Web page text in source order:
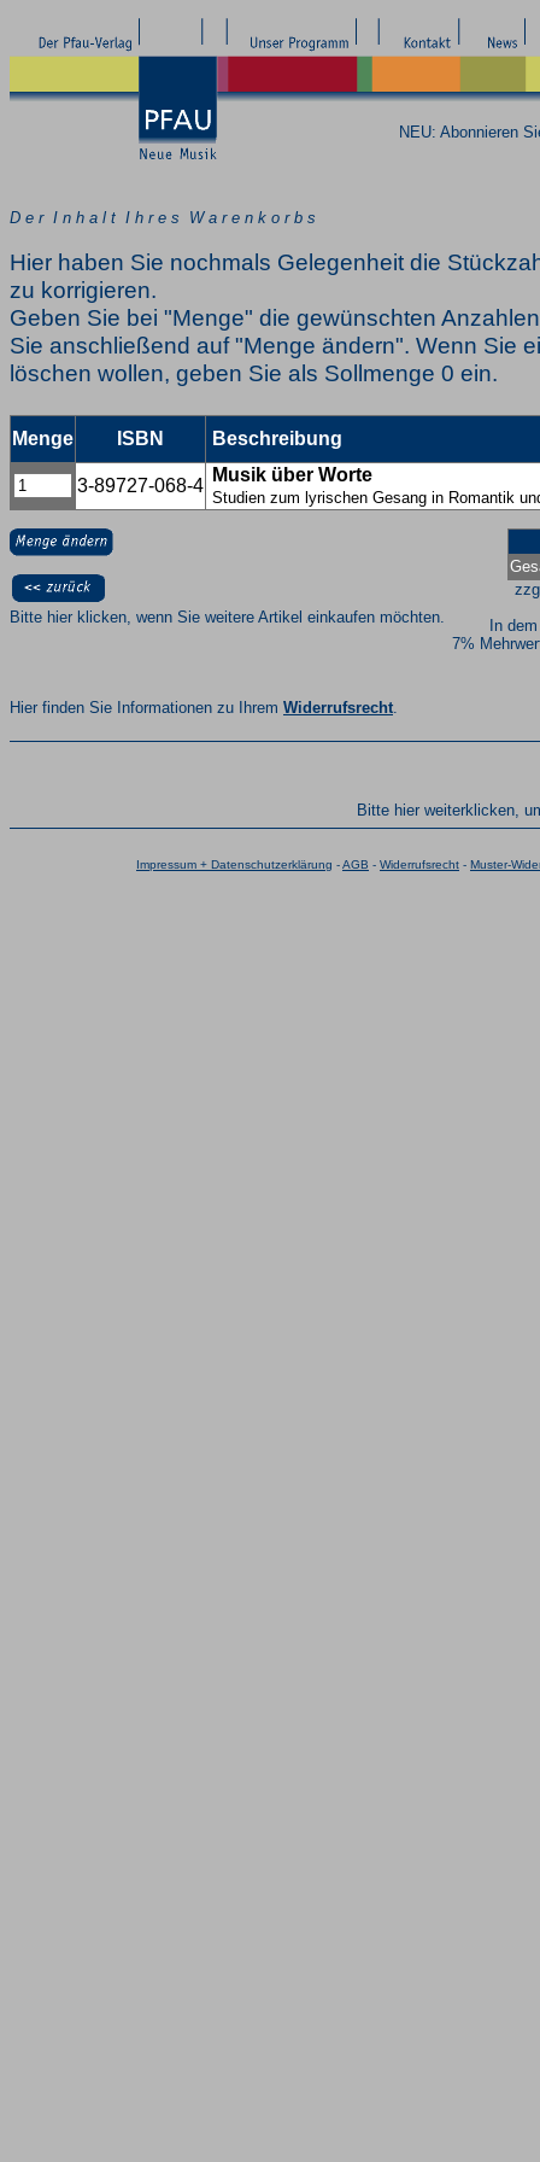
NEU: Abonnieren
D e r I n h a l t I h r e s W a r e n k o r b s
Hier haben Sie nochmals Gelegenheit die
zu korrigieren.
Geben Sie bei "Menge" die gewünschten
Sie anschließend auf "Menge ändern". Wenn Sie
löschen wollen, geben Sie als Sollmenge 0 ein.
Menge ISBN Beschreibung
3-89727-068-4
Musik über Worte
Studien zum lyrischen Gesang in Romantik
In
7%
Bitte hier klicken, wenn Sie weitere Artikel einkaufen möchten.
Hier finden Sie Informationen zu Ihrem Widerrufsrecht.
Bitte hier weiterklicken,
Impressum + Datenschutzerklärung -AGB - Widerrufsrecht - Muster-